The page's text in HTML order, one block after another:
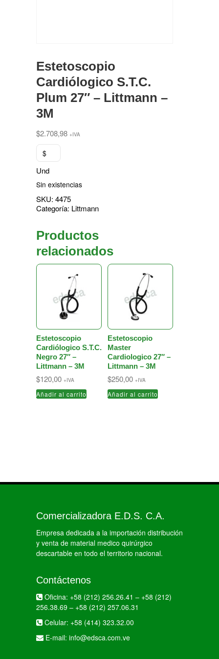
Estetoscopio
Cardiólogico S.T.C.
Plum 27″ – Littmann –
3M
$2.708,98 +IVA
$
Und
Sin existencias
SKU: 4475
Categoría: Littmann
Productos
relacionados
Estetoscopio
Cardiólogico S.T.C.
Negro 27″ –
Littmann – 3M
$120,00 +IVA
Añadir al carrito
Estetoscopio
Master
Cardiologico 27″ –
Littmann – 3M
$250,00 +IVA
Añadir al carrito
Comercializadora E.D.S. C.A.
Empresa dedicada a la importación distribución
y venta de material medico quirúrgico
descartable en todo el territorio nacional.
Contáctenos
Oficina: +58 (212) 256.26.41 – +58 (212)
256.38.69 – +58 (212) 257.06.31
Celular: +58 (414) 323.32.00
E-mail: info@edsca.com.ve